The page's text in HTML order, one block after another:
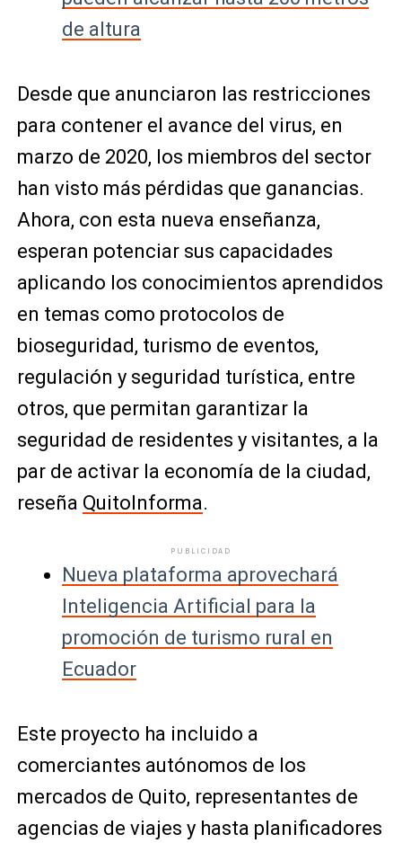
de altura
Desde que anunciaron las restricciones
para contener el avance del virus, en
marzo de 2020, los miembros del sector
han visto más pérdidas que ganancias.
Ahora, con esta nueva enseñanza,
esperan potenciar sus capacidades
aplicando los conocimientos aprendidos
en temas como protocolos de
bioseguridad, turismo de eventos,
regulación y seguridad turística, entre
otros, que permitan garantizar la
seguridad de residentes y visitantes, a la
par de activar la economía de la ciudad,
reseña QuitoInforma.
PUBLICIDAD
Nueva plataforma aprovechará
Inteligencia Artificial para la
promoción de turismo rural en
Ecuador
Este proyecto ha incluido a
comerciantes autónomos de los
mercados de Quito, representantes de
agencias de viajes y hasta planificadores